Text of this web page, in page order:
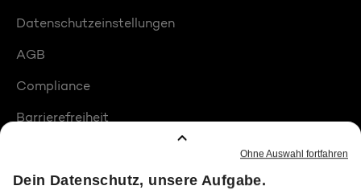
Datenschutzeinstellungen
AGB
Compliance
Barrierefreiheit